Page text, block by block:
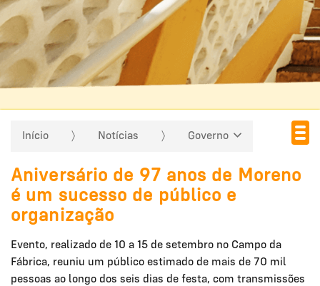
Início Notícias Governo
Aniversário de 97 anos de Moreno
é um sucesso de público e
organização
Evento, realizado de 10 a 15 de setembro no Campo da
Fábrica, reuniu um público estimado de mais de 70 mil
pessoas ao longo dos seis dias de festa, com transmissões